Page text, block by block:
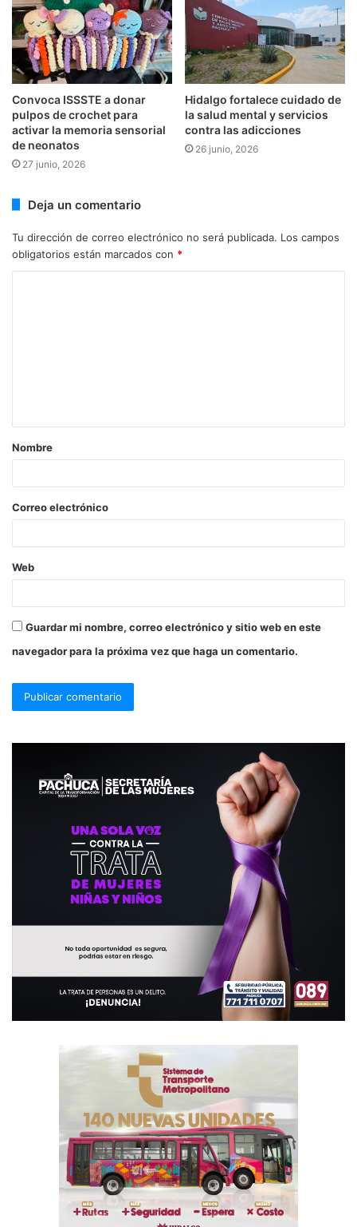
Convoca ISSSTE a donar
pulpos de crochet para
activar la memoria sensorial
de neonatos
27 junio, 2026
Hidalgo fortalece cuidado de
la salud mental y servicios
contra las adicciones
26 junio, 2026
Deja un comentario
Tu dirección de correo electrónico no será publicada. Los campos
obligatorios están marcados con *
a
r
*
Nombre
Correo electrónico
Web
Guardar mi nombre, correo electrónico y sitio web en este
navegador para la próxima vez que haga un comentario.